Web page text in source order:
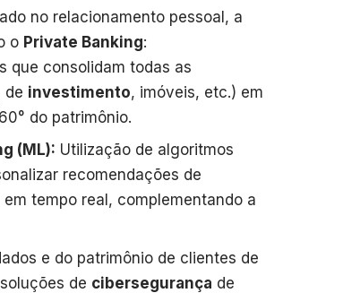
no relacionamento pessoal, a
o Private Banking:
que consolidam todas as
de investimento, imóveis, etc.) em
do patrimônio.
(ML): Utilização de algoritmos
recomendações de
tempo real, complementando a
e do patrimônio de clientes de
de cibersegurança de